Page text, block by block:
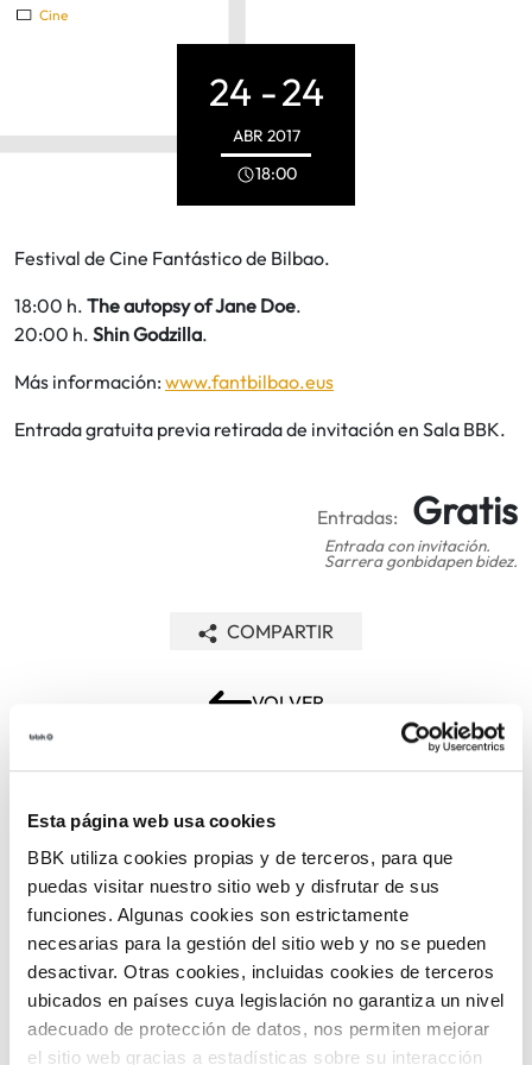
Esta página web usa cookies
BBK utiliza cookies propias y de terceros, para que
puedas visitar nuestro sitio web y disfrutar de sus
funciones. Algunas cookies son estrictamente
necesarias para la gestión del sitio web y no se pueden
desactivar. Otras cookies, incluidas cookies de terceros
ubicados en países cuya legislación no garantiza un nivel
adecuado de protección de datos, nos permiten mejorar
el sitio web gracias a estadísticas sobre su interacción
Cine
24 -24
ABR 2017
18:00
Festival de Cine Fantástico de Bilbao.
18:00 h. The autopsy of Jane Doe.
20:00 h. Shin Godzilla.
Más información: www.fantbilbao.eus
Entrada gratuita previa retirada de invitación en Sala BBK.
Entradas: Gratis
Entrada con invitación.
Sarrera gonbidapen bidez.
VOLVER
COMPARTIR
TEMÁTICAS
ARTE Y
FOTOGRAFÍA